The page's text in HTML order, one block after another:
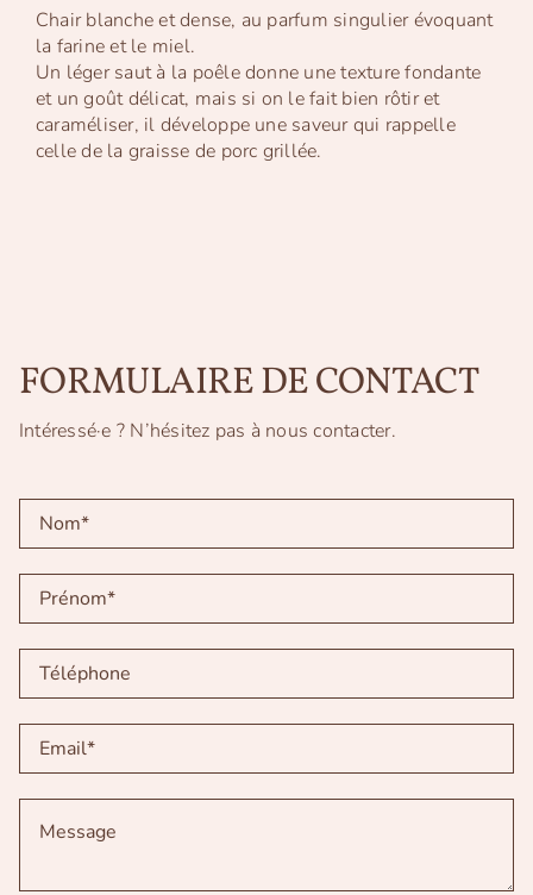
Chair blanche et dense, au parfum singulier évoquant
la farine et le miel.
Un léger saut à la poêle donne une texture fondante
et un goût délicat, mais si on le fait bien rôtir et
caraméliser, il développe une saveur qui rappelle
celle de la graisse de porc grillée.
FORMULAIRE DE CONTACT
Intéressé·e ? N’hésitez pas à nous contacter.